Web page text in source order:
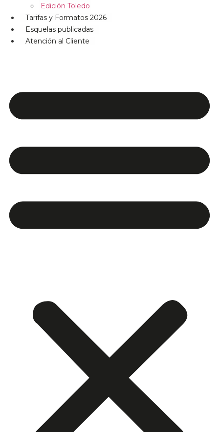
Edición Toledo
Tarifas y Formatos 2026
Esquelas publicadas
Atención al Cliente